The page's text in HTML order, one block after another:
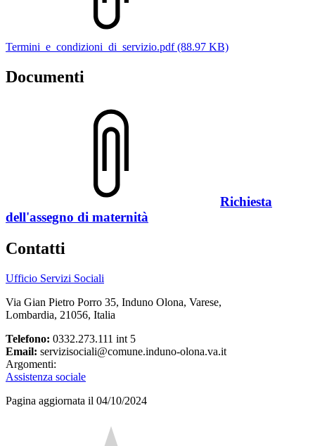
Termini_e_condizioni_di_servizio.pdf (88.97 KB)
Documenti
Richiesta
dell'assegno di maternità
Contatti
Ufficio Servizi Sociali
Via Gian Pietro Porro 35, Induno Olona, Varese,
Lombardia, 21056, Italia
Telefono: 0332.273.111 int 5
Email: servizisociali@comune.induno-olona.va.it
Argomenti:
Assistenza sociale
Pagina aggiornata il 04/10/2024